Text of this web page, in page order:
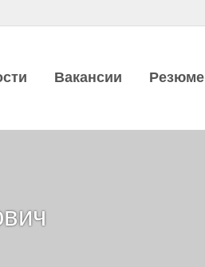
Вакансии Резюме